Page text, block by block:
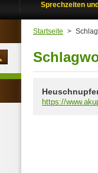
Sprechzeiten
Startseite >
https://